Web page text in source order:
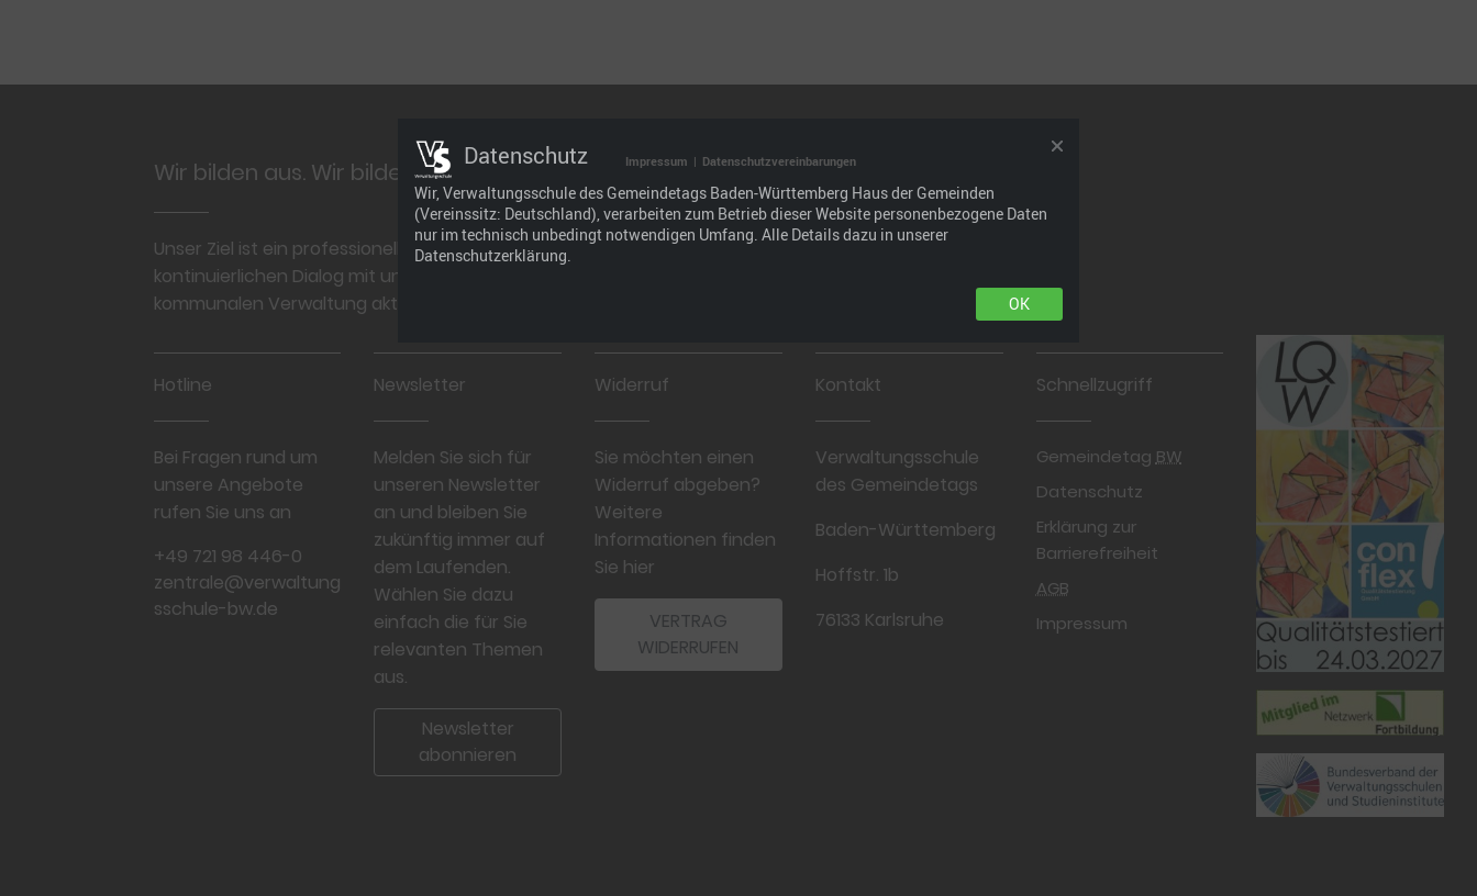
Wir bilden aus. Wir bilden weiter.
Unser Ziel ist ein professionelles und praxisgerechtes Bildungsangebot, das wir durch den
kontinuierlichen Dialog mit unseren Kunden und Partnern weiterentwickeln: im Interesse der
kommunalen Verwaltung aktuell, regional und wirtschaftlich.
Hotline
Bei Fragen rund um
unsere Angebote
rufen Sie uns an
+49 721 98 446-0
zentrale@verwaltung
sschule-bw.de
Newsletter
Melden Sie sich für
unseren Newsletter
an und bleiben Sie
zukünftig immer auf
dem Laufenden.
Wählen Sie dazu
einfach die für Sie
relevanten Themen
aus.
Newsletter
abonnieren
Widerruf
Sie möchten einen
Widerruf abgeben?
Weitere
Informationen finden
Sie hier
VERTRAG
WIDERRUFEN
Kontakt
Verwaltungsschule
des Gemeindetags
Baden-Württemberg
Hoffstr. 1b
76133 Karlsruhe
Schnellzugriff
Gemeindetag BW
Datenschutz
Erklärung zur
Barrierefreiheit
AGB
Impressum
Datenschutz Impressum | Datenschutzvereinbarungen
Wir, Verwaltungsschule des Gemeindetags Baden-Württemberg Haus der Gemeinden
(Vereinssitz: Deutschland), verarbeiten zum Betrieb dieser Website personenbezogene Daten
nur im technisch unbedingt notwendigen Umfang. Alle Details dazu in unserer
Datenschutzerklärung.
OK